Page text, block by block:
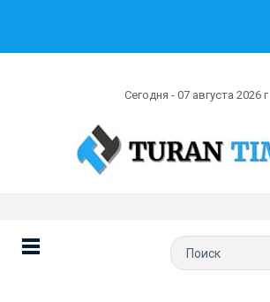
Сегодня - 07 августа 2026 г